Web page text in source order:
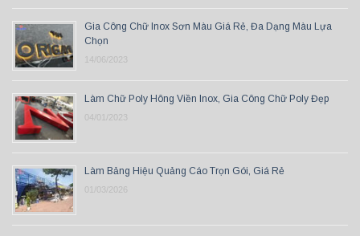
Gia Công Chữ Inox Sơn Màu Giá Rẻ, Đa Dạng Màu Lựa
Chọn
14/06/2023
Làm Chữ Poly Hông Viền Inox, Gia Công Chữ Poly Đẹp
04/01/2023
Làm Bảng Hiệu Quảng Cáo Trọn Gói, Giá Rẻ
01/03/2026